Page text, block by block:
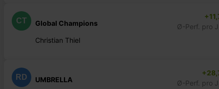
CT Global Champions
Christian Thiel
Ø-Perf. pro
RD UMBRELLA
Ø-Perf. pro